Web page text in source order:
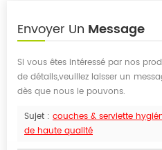
Envoyer Un Message
Si vous êtes intéressé par nos
de détails,veuillez laisser un
dès que nous le pouvons.
Sujet : couches & serviette
de haute qualité